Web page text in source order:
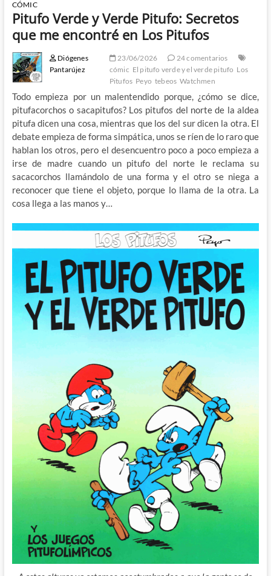
CÓMIC
Pitufo Verde y Verde Pitufo: Secretos
que me encontré en Los Pitufos
Diógenes
Pantarújez
23/06/2026
24 comentarios
cómic El pitufo verde y el verde pitufo Los
Pitufos Peyo tebeos Watchmen
Todo empieza por un malentendido porque, ¿cómo se dice,
pitufacorchos o sacapitufos? Los pitufos del norte de la aldea
pitufa dicen una cosa, mientras que los del sur dicen la otra. El
debate empieza de forma simpática, unos se ríen de lo raro que
hablan los otros, pero el desencuentro poco a poco empieza a
irse de madre cuando un pitufo del norte le reclama su
sacacorchos llamándolo de una forma y el otro se niega a
reconocer que tiene el objeto, porque lo llama de la otra. La
cosa llega a las manos y…